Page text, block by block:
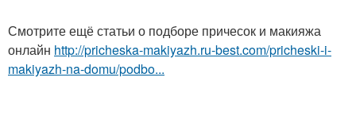
Смотрите ещё статьи о подборе причесок и макияжа
онлайн http://pricheska-makiyazh.ru-best.com/pricheski-i-
makiyazh-na-domu/podbo...